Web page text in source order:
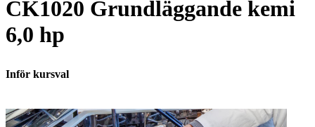
CK1020 Grundläggande kemi
6,0 hp
Inför kursval